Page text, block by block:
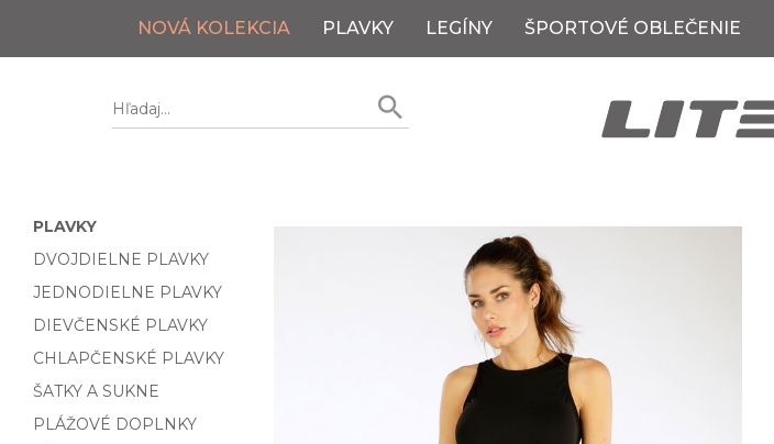
NOVÁ KOLEKCIA PLAVKY LEGÍNY ŠPORTOVÉ OBLEČENIE
PLAVKY
DVOJDIELNE PLAVKY
JEDNODIELNE PLAVKY
DIEVČENSKÉ PLAVKY
CHLAPČENSKÉ PLAVKY
ŠATKY A SUKNE
PLÁŽOVÉ DOPLNKY